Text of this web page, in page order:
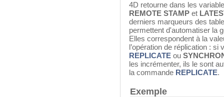
4D retourne dans les
REMOTE STAMP et
derniers marqueurs des
permettent d'automatiser la
Elles correspondent à la
l’opération de réplication :
REPLICATE ou
les incrémenter, ils le sont
la commande REPLICATE.
Exemple